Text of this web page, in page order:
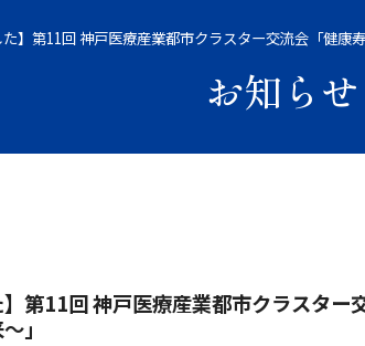
た】第11回 神戸医療産業都市クラスター交流会「健康
お知らせ
】第11回 神戸医療産業都市クラスタ
」